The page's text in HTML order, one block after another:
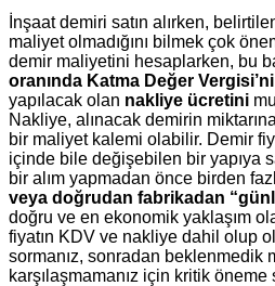
İnşaat demiri satın alırken,
maliyet olmadığını bilmek çok
demir maliyetini hesaplarken, bu
oranında Katma Değer
yapılacak olan nakliye ücretini
Nakliye, alınacak demirin
bir maliyet kalemi olabilir. Demir
içinde bile değişebilen bir yapıya
bir alım yapmadan önce birden
veya doğrudan fabrikadan
doğru ve en ekonomik yaklaşım
fiyatın KDV ve nakliye dahil olup
sormanız, sonradan beklenmedik
karşılaşmamanız için kritik öneme